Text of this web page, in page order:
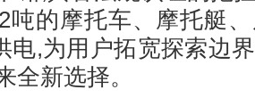
吨的摩托车、摩托艇
电,为用户拓宽探索边
全新选择。